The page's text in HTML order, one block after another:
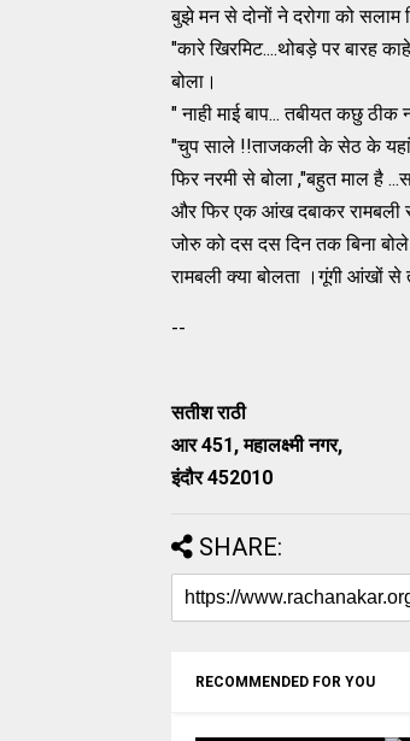
बुझे मन से दोनों ने दरोगा को सलाम
"कारे खिरमिट....थोबड़े पर बारह
बोला।
" नाही माई बाप... तबीयत कछु ठीक
"चुप साले !!ताजकली के सेठ के यहां
फिर नरमी से बोला ,"बहुत माल है
और फिर एक आंख दबाकर रामबली से
जोरु को दस दस दिन तक बिना
रामबली क्या बोलता ।गूंगी आंखों से
--
सतीश राठी
आर 451, महालक्ष्मी नगर,
इंदौर 452010
SHARE:
RECOMMENDED FOR YOU